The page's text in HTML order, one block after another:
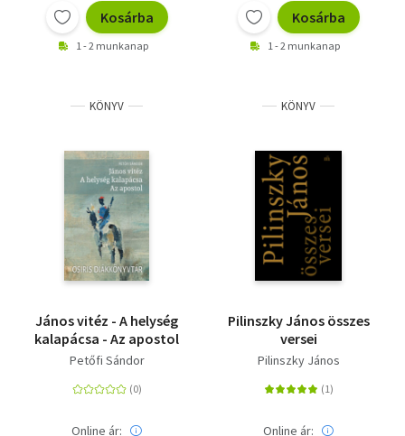
Kosárba
1 - 2 munkanap
Kosárba
1 - 2 munkanap
KÖNYV
János vitéz - A helység
kalapácsa - Az apostol
Petőfi Sándor
Online ár:
KÖNYV
Pilinszky János összes
versei
Pilinszky János
Online ár: